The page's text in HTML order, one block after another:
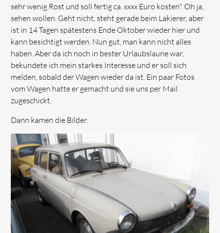
sehr wenig Rost und soll fertig ca. xxxx Euro kosten". Oh ja,
sehen wollen. Geht nicht, steht gerade beim Lakierer, aber
ist in 14 Tagen spätestens Ende Oktober wieder hier und
kann besichtigt werden. Nun gut, man kann nicht alles
haben. Aber da ich noch in bester Urlaubslaune war,
bekundete ich mein starkes Interesse und er soll sich
melden, sobald der Wagen wieder da ist. Ein paar Fotos
vom Wagen hatte er gemacht und sie uns per Mail
zugeschickt.
Dann kamen die Bilder.